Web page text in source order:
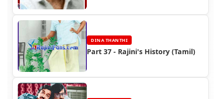
DINA THANTHI
Part 37 - Rajini's History (Tamil)